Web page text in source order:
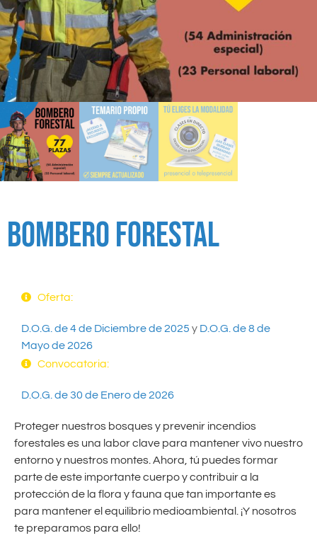
Bombero Forestal
Oferta:
D.O.G. de 4 de Diciembre de 2025 y D.O.G. de 8 de
Mayo de 2026
Convocatoria:
D.O.G. de 30 de Enero de 2026
Proteger nuestros bosques y prevenir incendios
forestales es una labor clave para mantener vivo nuestro
entorno y nuestros montes. Ahora, tú puedes formar
parte de este importante cuerpo y contribuir a la
protección de la flora y fauna que tan importante es
para mantener el equilibrio medioambiental. ¡Y nosotros
te preparamos para ello!